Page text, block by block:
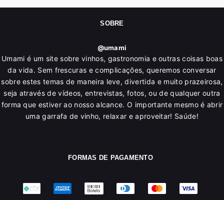
SOBRE
@umami
Umami é um site sobre vinhos, gastronomia e outras coisas boas
da vida. Sem frescuras e complicações, queremos conversar
sobre estes temas de maneira leve, divertida e muito prazeirosa,
seja através de vídeos, entrevistas, fotos, ou de qualquer outra
forma que estiver ao nosso alcance. O importante mesmo é abrir
uma garrafa de vinho, relaxar e aproveitar! Saúde!
FORMAS DE PAGAMENTO